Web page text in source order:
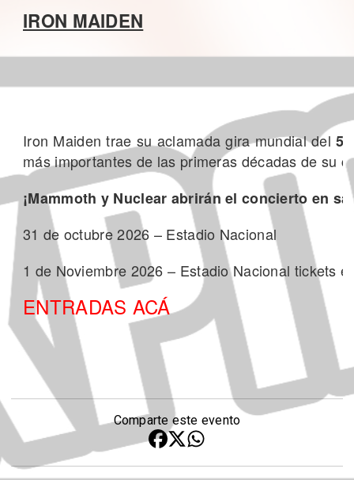
IRON MAIDEN
Iron Maiden trae su aclamada gira mundial del
más importantes de las primeras décadas de su
¡Mammoth y Nuclear abrirán el concierto en
31 de octubre 2026 – Estadio Nacional
1 de Noviembre 2026 – Estadio Nacional tickets
ENTRADAS ACÁ
Comparte este evento